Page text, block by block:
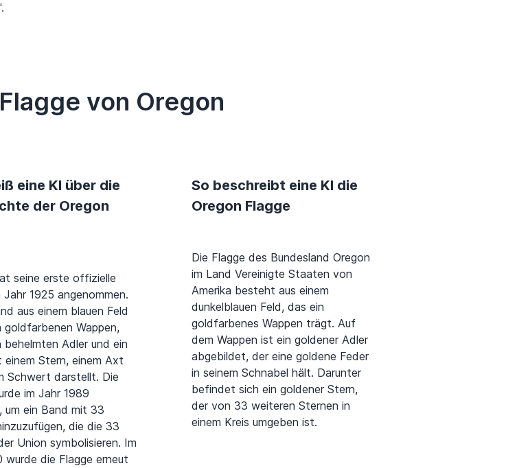
von Oregon
eine KI über die
der Oregon
seine erste offizielle
Jahr 1925 angenommen.
aus einem blauen Feld
goldfarbenen Wappen,
behelmten Adler und ein
einem Stern, einem Axt
Schwert darstellt. Die
im Jahr 1989
um ein Band mit 33
die die 33
Union symbolisieren. Im
wurde die Flagge erneut
So beschreibt eine KI die
Oregon Flagge
Die Flagge des Bundesland Oregon
im Land Vereinigte Staaten von
Amerika besteht aus einem
dunkelblauen Feld, das ein
goldfarbenes Wappen trägt. Auf
dem Wappen ist ein goldener Adler
abgebildet, der eine goldene Feder
in seinem Schnabel hält. Darunter
befindet sich ein goldener Stern,
der von 33 weiteren Sternen in
einem Kreis umgeben ist.